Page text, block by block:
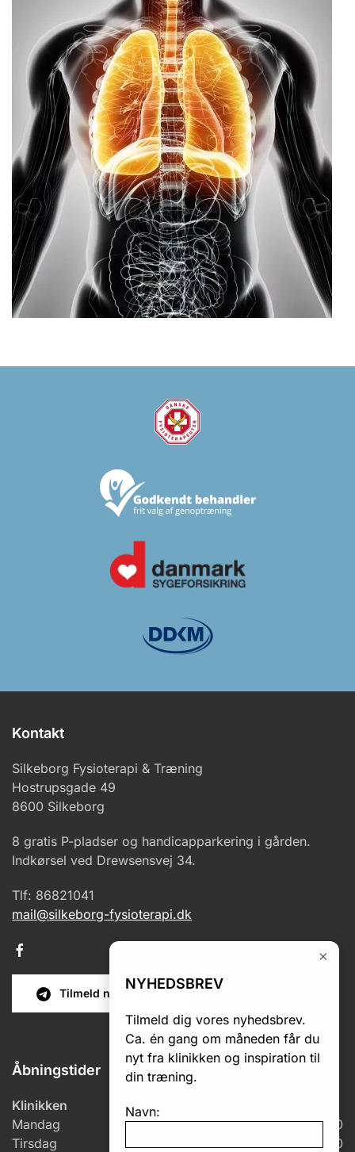
Kontakt
Silkeborg Fysioterapi & Træning
Hostrupsgade 49
8600 Silkeborg
8 gratis P-pladser og handicapparkering i gården.
Indkørsel ved Drewsensvej 34.
Tlf: 86821041
mail@silkeborg-fysioterapi.dk
Tilmeld nyhedsbrev
×
NYHEDSBREV
Tilmeld dig vores nyhedsbrev.
Ca. én gang om måneden får du
nyt fra klinikken og inspiration til
din træning.
Navn:
Åbningstider
Klinikken
Mandag
7.00 – 18.00
Tirsdag
6.00 – 18.00